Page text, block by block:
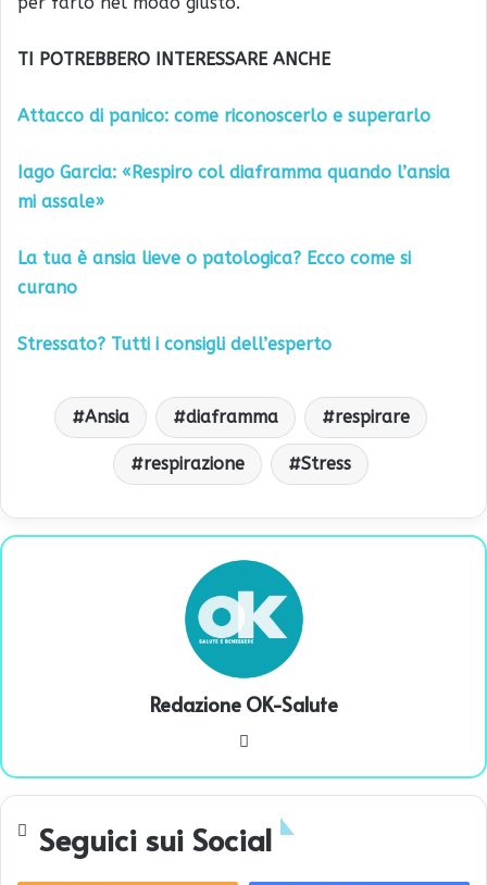
TI POTREBBERO INTERESSARE ANCHE
Attacco di panico: come riconoscerlo e superarlo
Iago Garcia: «Respiro col diaframma quando l’ansia
mi assale»
La tua è ansia lieve o patologica? Ecco come si
curano
Stressato? Tutti i consigli dell’esperto
Ansia diaframma respirare
respirazione Stress
Redazione OK-Salute
te
Seguici sui Social